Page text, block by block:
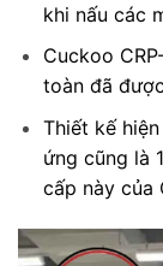
khi nấu các
Cuckoo
toàn đã
Thiết kế
ứng cũng là
cấp này của